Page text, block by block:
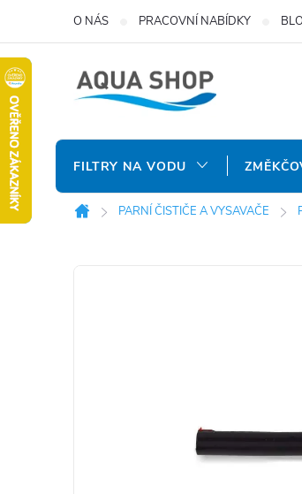
obsah
O NÁS PRACOVNÍ NABÍDKY
FILTRY NA VODU
Domů
PARNÍ ČISTIČE A VYSAVAČE